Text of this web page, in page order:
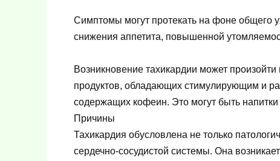
Симптомы могут протекать на фоне общего
снижения аппетита, повышенной
Возникновение тахикардии может
продуктов, обладающих стимулирующим и
содержащих кофеин. Это могут быть
Причины
Тахикардия обусловлена не только
сердечно-сосудистой системы. Она